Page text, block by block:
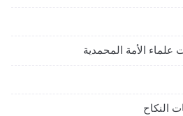
علماء الأمة المحمدية
النكاح